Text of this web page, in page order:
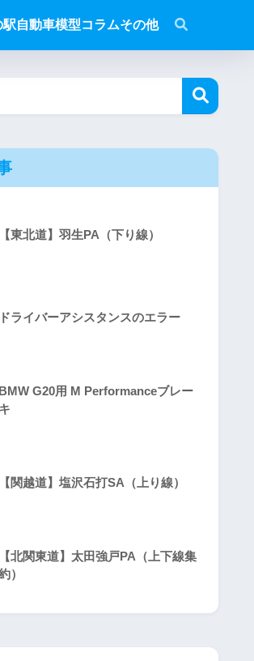
駅自動車模型コラムその他
【東北道】羽生PA（下り線）
ドライバーアシスタンスのエラー
BMW G20用 M Performanceブレー
キ
【関越道】塩沢石打SA（上り線）
【北関東道】太田強戸PA（上下線集
）